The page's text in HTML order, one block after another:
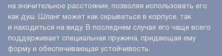
на значительное расстояние, позволяя использовать его
как душ. Шланг может как скрываться в корпусе, так
и находиться на виду. В последнем случае его чаще всего
поддерживает специальная пружина, придающая ему
форму и обеспечивающая устойчивость.